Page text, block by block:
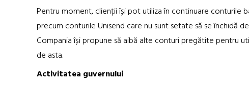
Pentru moment, clienții își pot utiliza în continuare conturile
precum conturile Unisend care nu sunt setate să se închidă
Compania își propune să aibă alte conturi pregătite pentru
de asta.
Activitatea guvernului